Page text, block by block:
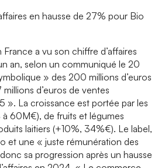
en hausse de 27% pour Bio
a vu son chiffre d’affaires
an, selon un communiqué le 20
» des 200 millions d’euros
d’euros de ventes
». La croissance est portée par les
60M€), de fruits et légumes
laitiers (+10%, 34%€). Le label,
et une « juste rémunération des
sa progression après un hausse